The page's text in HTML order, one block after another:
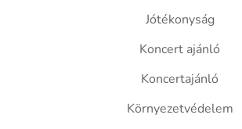
Jótékonyság
Koncert ajánló
Koncertajánló
Környezetvédelem